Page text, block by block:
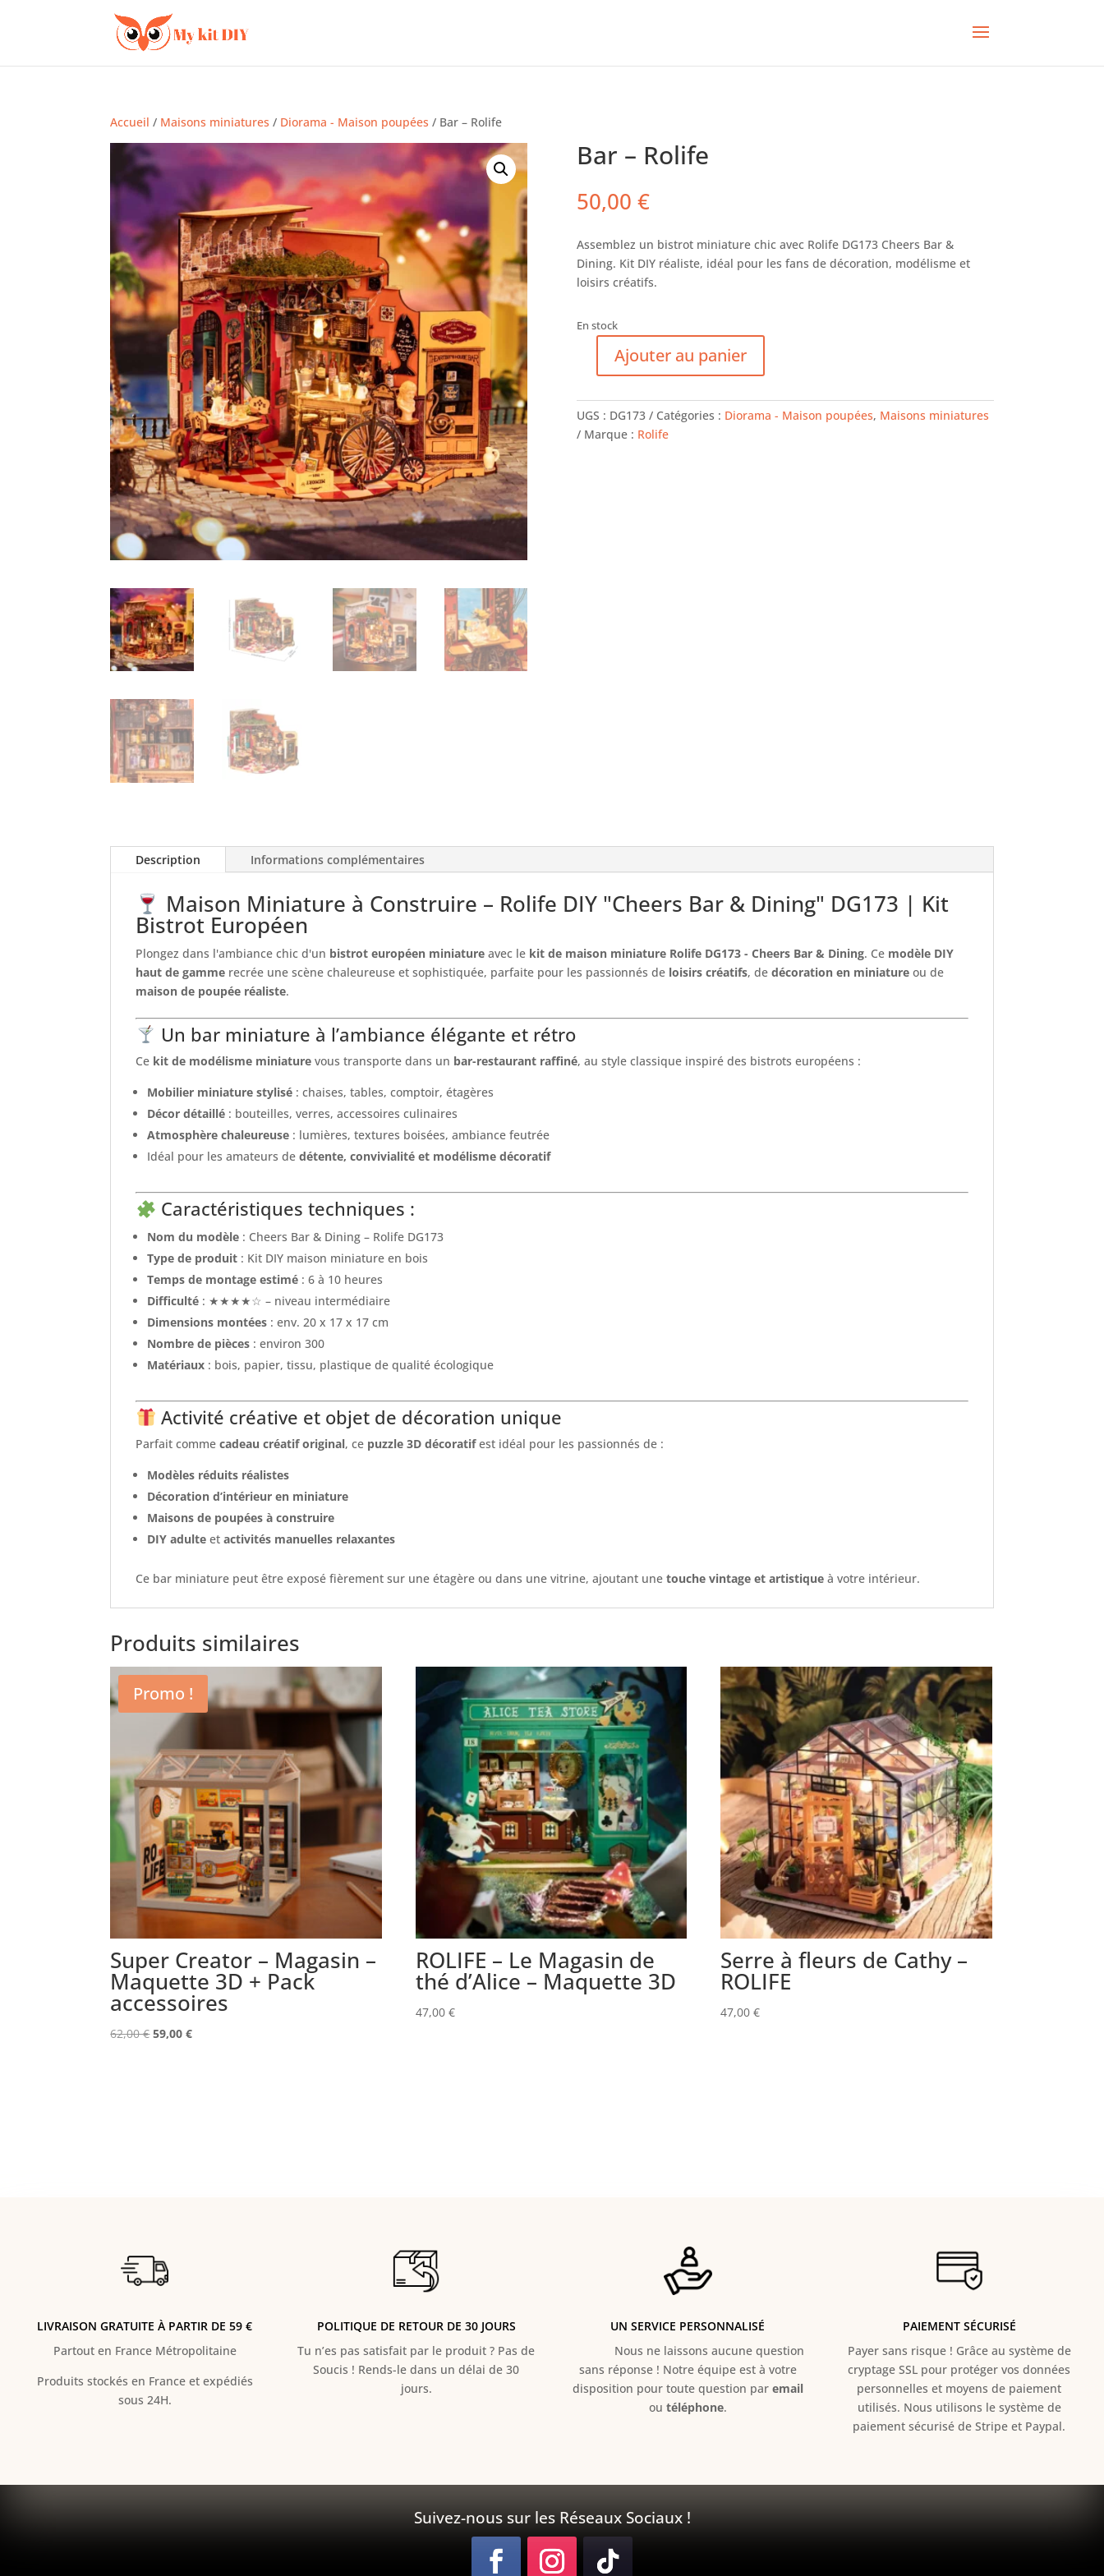
Accueil / Maisons miniatures / Diorama - Maison poupées / Bar – Rolife
Bar – Rolife
50,00 €
Assemblez un bistrot miniature chic avec Rolife DG173 Cheers Bar &
Dining. Kit DIY réaliste, idéal pour les fans de décoration, modélisme et
loisirs créatifs.
En stock
quantité
Bar
-
Rolife
Ajouter au panier
UGS : DG173 Catégories : Diorama - Maison poupées, Maisons miniatures
Marque : Rolife
Description Informations complémentaires
Maison Miniature à Construire – Rolife DIY "Cheers Bar & Dining" DG173 | Kit
Bistrot Européen
Plongez dans l'ambiance chic d'un bistrot européen miniature avec le kit de maison miniature Rolife DG173 - Cheers Bar & Dining. Ce modèle DIY
haut de gamme recrée une scène chaleureuse et sophistiquée, parfaite pour les passionnés de loisirs créatifs, dedécoration en miniature ou de
maison de poupée réaliste.
Un bar miniature à l’ambiance élégante et rétro
Ce kit de modélisme miniature vous transporte dans un bar-restaurant raffiné, au style classique inspiré des bistrots européens :
Mobilier miniature stylisé : chaises, tables, comptoir, étagères
Décor détaillé : bouteilles, verres, accessoires culinaires
Atmosphère chaleureuse : lumières, textures boisées, ambiance feutrée
Idéal pour les amateurs dedétente, convivialité et modélisme décoratif
Caractéristiques techniques :
Nom du modèle : Cheers Bar & Dining – Rolife DG173
Type de produit : Kit DIY maison miniature en bois
Temps de montage estimé : 6 à 10 heures
Difficulté : ★★★★☆ – niveau intermédiaire
Dimensions montées : env. 20 x 17 x 17 cm
Nombre de pièces : environ 300
Matériaux : bois, papier, tissu, plastique de qualité écologique
Activité créative et objet de décoration unique
Parfait commecadeau créatif original, ce puzzle 3D décoratifest idéal pour les passionnés de :
Modèles réduits réalistes
Décoration d’intérieur en miniature
Maisons de poupées à construire
DIY adulte etactivités manuelles relaxantes
Ce bar miniature peut être exposé fièrement sur une étagère ou dans une vitrine, ajoutant unetouche vintage et artistique à votre intérieur.
Produits similaires
Promo !
Super Creator – Magasin –
Maquette 3D + Pack
accessoires
62,00€Le
59,00€Le
ROLIFE – Le Magasin de
thé d’Alice – Maquette 3D
47,00 €
Serre à fleurs de Cathy –
ROLIFE
47,00€
LIVRAISON GRATUITE À PARTIR DE 59 €
Partout en France Métropolitaine
Produits stockés en France et expédiés
sous 24H.
POLITIQUE DE RETOUR DE 30 JOURS
Tu n’es pas satisfait par le produit ? Pas de
Soucis ! Rends-le dans un délai de 30
jours.
UN SERVICE PERSONNALISÉ
Nous ne laissons aucune question
sans réponse ! Notre équipe est à votre
disposition pour toute question par email
ou téléphone.
PAIEMENT SÉCURISÉ
Payer sans risque ! Grâce au système de
cryptage SSL pour protéger vos données
personnelles et moyens de paiement
utilisés. Nous utilisons le système de
paiement sécurisé de Stripe et Paypal.
Suivez-nous sur les Réseaux Sociaux !